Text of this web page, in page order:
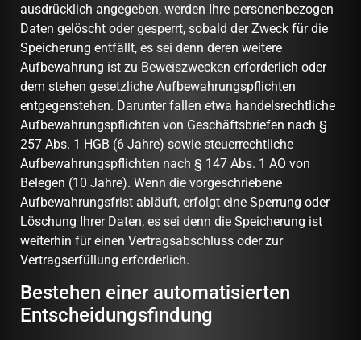
ausdrücklich angegeben, werden Ihre personenbezogen
Daten gelöscht oder gesperrt, sobald der Zweck für die
Speicherung entfällt, es sei denn deren weitere
Aufbewahrung ist zu Beweiszwecken erforderlich oder
dem stehen gesetzliche Aufbewahrungspflichten
entgegenstehen. Darunter fallen etwa handelsrechtliche
Aufbewahrungspflichten von Geschäftsbriefen nach §
257 Abs. 1 HGB (6 Jahre) sowie steuerrechtliche
Aufbewahrungspflichten nach § 147 Abs. 1 AO von
Belegen (10 Jahre). Wenn die vorgeschriebene
Aufbewahrungsfrist abläuft, erfolgt eine Sperrung oder
Löschung Ihrer Daten, es sei denn die Speicherung ist
weiterhin für einen Vertragsabschluss oder zur
Vertragserfüllung erforderlich.
Bestehen einer automatisierten
Entscheidungsfindung